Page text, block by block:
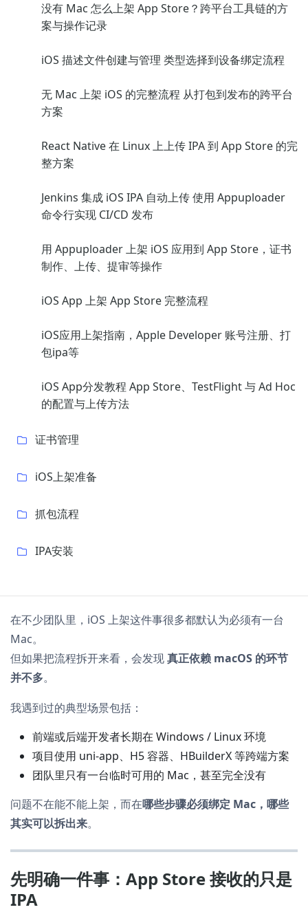
没有 Mac 怎么上架 App Store？跨平台工具链的方
案与操作记录
iOS 描述文件创建与管理 类型选择到设备绑定流程
无 Mac 上架 iOS 的完整流程 从打包到发布的跨平台
方案
React Native 在 Linux 上上传 IPA 到 App Store 的完
整方案
Jenkins 集成 iOS IPA 自动上传 使用 Appuploader
命令行实现 CI/CD 发布
用 Appuploader 上架 iOS 应用到 App Store，证书
制作、上传、提审等操作
iOS App 上架 App Store 完整流程
iOS应用上架指南，Apple Developer 账号注册、打
包ipa等
iOS App分发教程 App Store、TestFlight 与 Ad Hoc
的配置与上传方法
证书管理
iOS上架准备
抓包流程
IPA安装
在不少团队里，iOS 上架这件事很多都默认为必须有一台
Mac。
但如果把流程拆开来看，会发现真正依赖 macOS 的环节
并不多。
我遇到过的典型场景包括：
前端或后端开发者长期在 Windows / Linux 环境
项目使用 uni-app、H5 容器、HBuilderX 等跨端方案
团队里只有一台临时可用的 Mac，甚至完全没有
问题不在能不能上架，而在哪些步骤必须绑定 Mac，哪些
其实可以拆出来。
先明确一件事：App Store 接收的只是
IPA